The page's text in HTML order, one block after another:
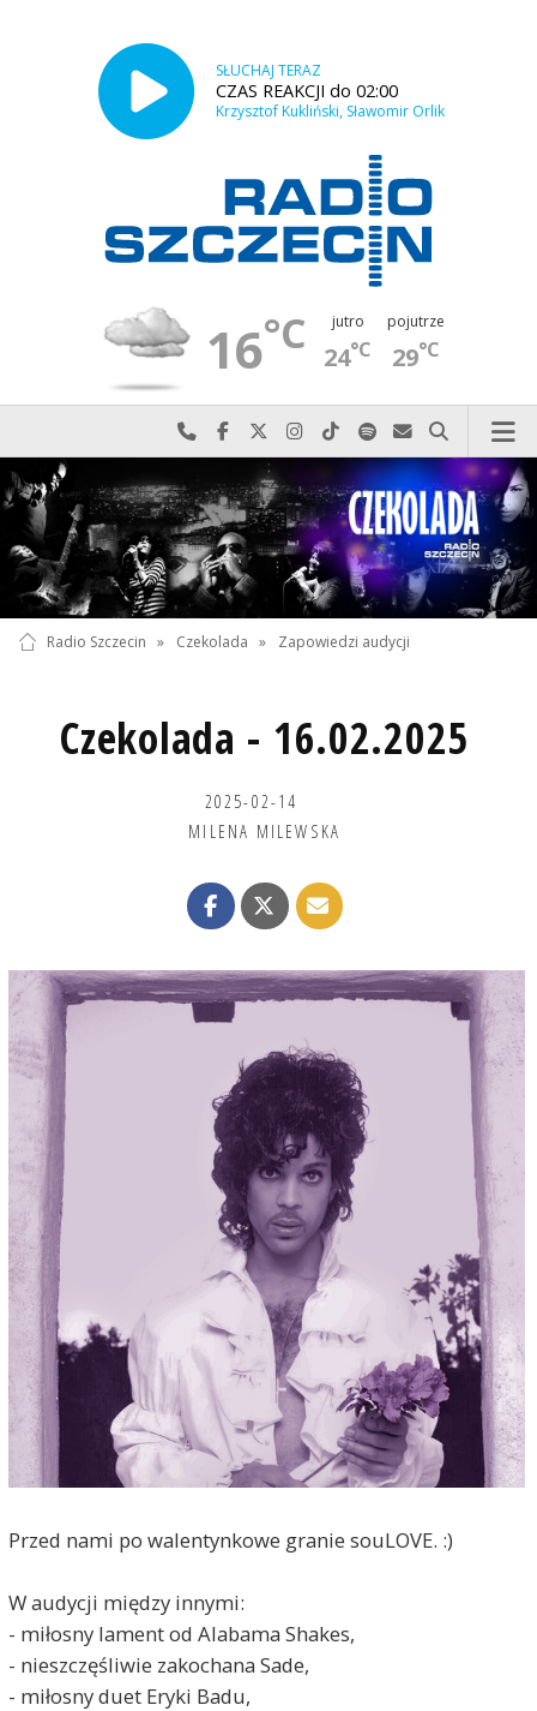
SŁUCHAJ TERAZ
CZAS REAKCJI do 02:00
Krzysztof Kukliński, Sławomir Orlik
16°C jutro
24°C
pojutrze
29°C
Najlepiej po prostu do nas zadzwoń
Odwiedź nas na Facebook-u
Odwiedź nas na X
Odwiedź nas na Instagram-ie
Odwiedź nas na TikTok-u
Szukaj nas na Spotify
Wyślij do nas
Szukaj
Radio Szczecin » Czekolada » Zapowiedzi audycji
Czekolada - 16.02.2025
2025-02-14
MILENA MILEWSKA
Przed nami po walentynkowe granie souLOVE. :)
W audycji między innymi:
- miłosny lament od Alabama Shakes,
- nieszczęśliwie zakochana Sade,
- miłosny duet Eryki Badu,